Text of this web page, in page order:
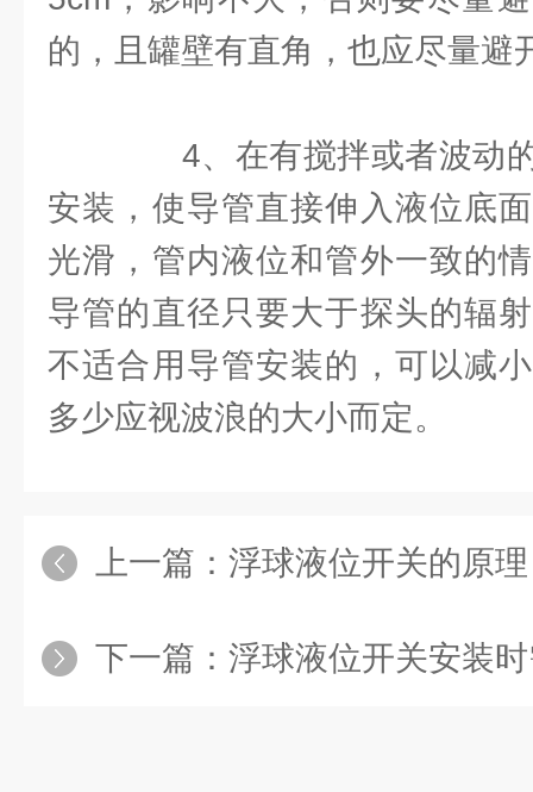
的，且罐壁有直角，也应尽量避
4、在有搅拌或者波动的
安装，使导管直接伸入液位底
光滑，管内液位和管外一致的
导管的直径只要大于探头的辐
不适合用导管安装的，可以减
多少应视波浪的大小而定。
上一篇： 浮球液位开关的原理
下一篇： 浮球液位开关安装